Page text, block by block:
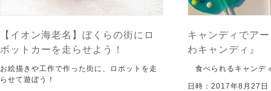
【イオン海老名】ぼくらの街にロ
ボットカーを走らせよう！
お絵描きや工作で作った街に、ロボットを走
らせて遊ぼう！
キャンディでア
わキャンディ』
食べられるキャンデ
日時：2017年8月27日